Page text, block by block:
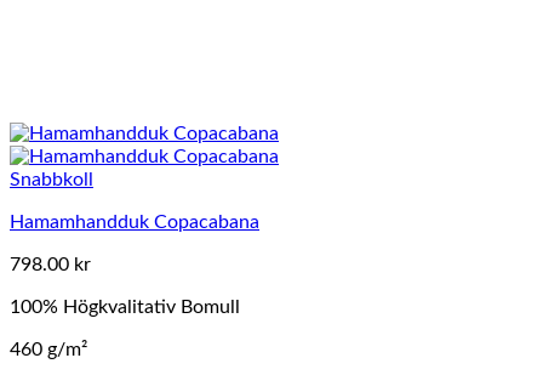
Snabbkoll
Hamamhandduk Copacabana
798.00 kr
100% Högkvalitativ Bomull
460 g/m²